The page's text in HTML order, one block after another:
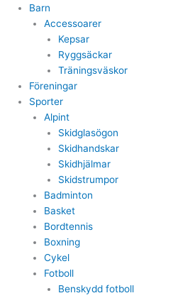
Barn
Accessoarer
Kepsar
Ryggsäckar
Träningsväskor
Föreningar
Sporter
Alpint
Skidglasögon
Skidhandskar
Skidhjälmar
Skidstrumpor
Badminton
Basket
Bordtennis
Boxning
Cykel
Fotboll
Benskydd fotboll